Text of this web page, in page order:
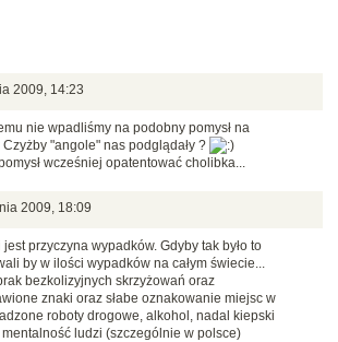
2009, 14:23
nie wpadliśmy na podobny pomysł na
"angole" nas podglądały ?
wcześniej opatentować cholibka...
2009, 18:09
przyczyna wypadków. Gdyby tak było to
by w ilości wypadków na całym świecie...
bezkolizyjnych skrzyżowań oraz
znaki oraz słabe oznakowanie miejsc w
roboty drogowe, alkohol, nadal kiepski
ludzi (szczególnie w polsce)